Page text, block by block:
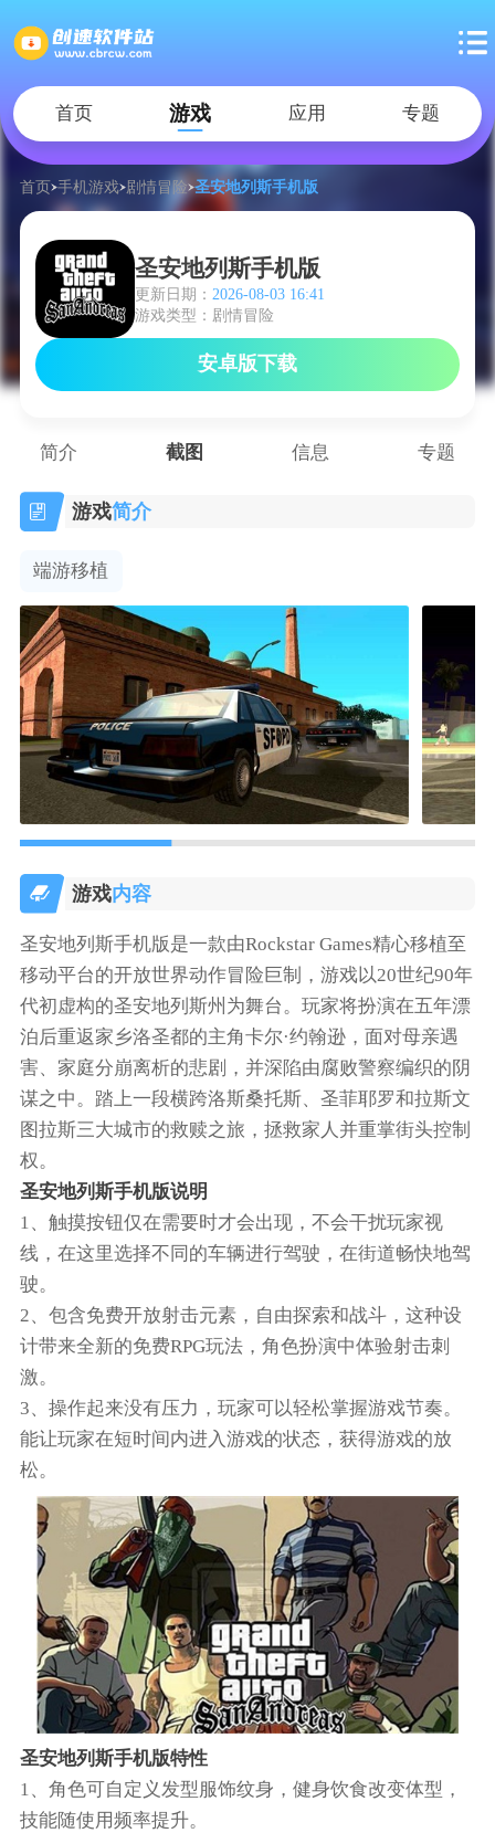
首页 游戏 应用 专题
首页 手机游戏 剧情冒险 圣安地列斯手机版
圣安地列斯手机版
更新日期： 2026-08-03 16:41
游戏类型：剧情冒险
安卓版下载
简介 截图 信息 专题
游戏简介
端游移植
游戏内容
圣安地列斯手机版是一款由Rockstar Games精心移植至
移动平台的开放世界动作冒险巨制，游戏以20世纪90年
代初虚构的圣安地列斯州为舞台。玩家将扮演在五年漂
泊后重返家乡洛圣都的主角卡尔·约翰逊，面对母亲遇
害、家庭分崩离析的悲剧，并深陷由腐败警察编织的阴
谋之中。踏上一段横跨洛斯桑托斯、圣菲耶罗和拉斯文
图拉斯三大城市的救赎之旅，拯救家人并重掌街头控制
权。
圣安地列斯手机版说明
1、触摸按钮仅在需要时才会出现，不会干扰玩家视
线，在这里选择不同的车辆进行驾驶，在街道畅快地驾
驶。
2、包含免费开放射击元素，自由探索和战斗，这种设
计带来全新的免费RPG玩法，角色扮演中体验射击刺
激。
3、操作起来没有压力，玩家可以轻松掌握游戏节奏。
能让玩家在短时间内进入游戏的状态，获得游戏的放
松。
圣安地列斯手机版特性
1、角色可自定义发型服饰纹身，健身饮食改变体型，
技能随使用频率提升。​